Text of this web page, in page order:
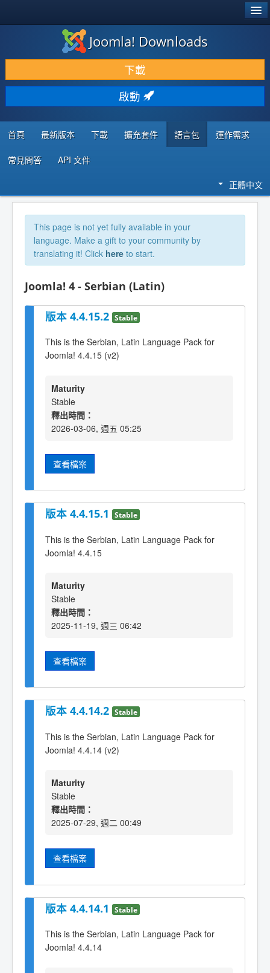
下載 & 擴充
發現 & 學習
社群 & 支援
程式者資源
Joomla! Downloads
下載
啟動
首頁 最新版本 下載 擴充套件 語言包 運作需求
常見問答 API 文件
正體中文
This page is not yet fully available in your
language. Make a gift to your community by
translating it! Click here to start.
Joomla! 4 - Serbian (Latin)
版本 4.4.15.2 Stable
This is the Serbian, Latin Language Pack for
Joomla! 4.4.15 (v2)
Maturity
Stable
釋出時間：
2026-03-06, 週五 05:25
查看檔案
版本 4.4.15.1 Stable
This is the Serbian, Latin Language Pack for
Joomla! 4.4.15
Maturity
Stable
釋出時間：
2025-11-19, 週三 06:42
查看檔案
版本 4.4.14.2 Stable
This is the Serbian, Latin Language Pack for
Joomla! 4.4.14 (v2)
Maturity
Stable
釋出時間：
2025-07-29, 週二 00:49
查看檔案
版本 4.4.14.1 Stable
This is the Serbian, Latin Language Pack for
Joomla! 4.4.14